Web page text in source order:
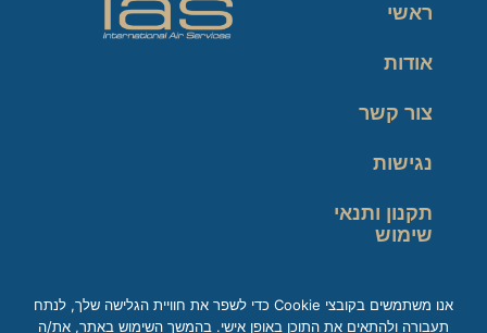
ראשי
אודות
צור קשר
נגישות
תקנון ותנאי
שימוש
אנו משתמשים בקובצי Cookie כדי לשפר את חוויית הגלישה שלך, לנתח
תעבורה ולהתאים את התוכן באופן אישי. בהמשך השימוש באתר, את/ה